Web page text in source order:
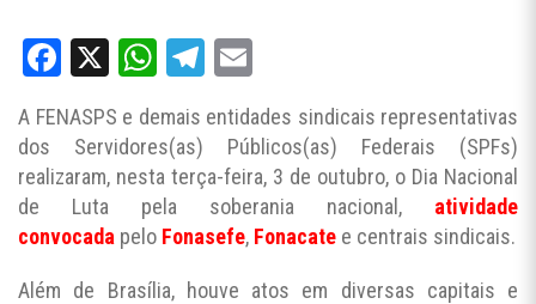
Facebook
X WhatsApp
Telegram
A FENASPS e demais entidades sindicais representativas
dos Servidores(as) Públicos(as) Federais (SPFs)
realizaram, nesta terça-feira, 3 de outubro, o Dia Nacional
de Luta pela soberania nacional, atividade
convocada pelo Fonasefe, Fonacate e centrais sindicais.
Além de Brasília, houve atos em diversas capitais e